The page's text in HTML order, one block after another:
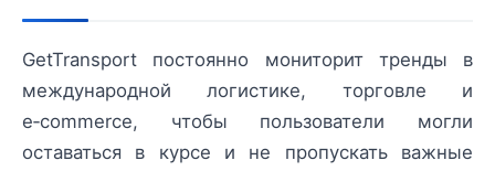
GetTransport постоянно мониторит тренды в
международной логистике, торговле и
e‑commerce, чтобы пользователи могли
оставаться в курсе и не пропускать важные